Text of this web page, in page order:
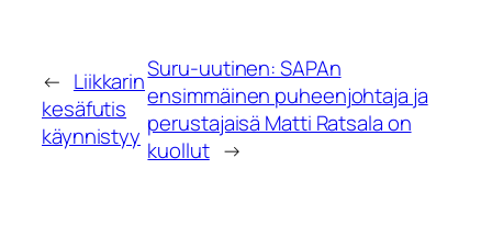
← Liikkarin
kesäfutis
käynnistyy
Suru-uutinen: SAPAn
ensimmäinen puheenjohtaja ja
perustajaisä Matti Ratsala on
kuollut →